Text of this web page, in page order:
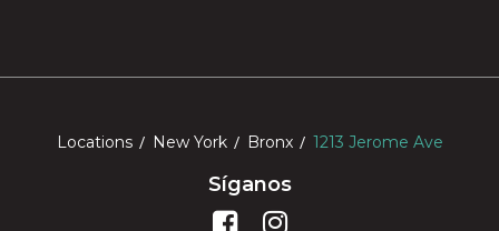
Locations New York Bronx 1213 Jerome Ave
Síganos